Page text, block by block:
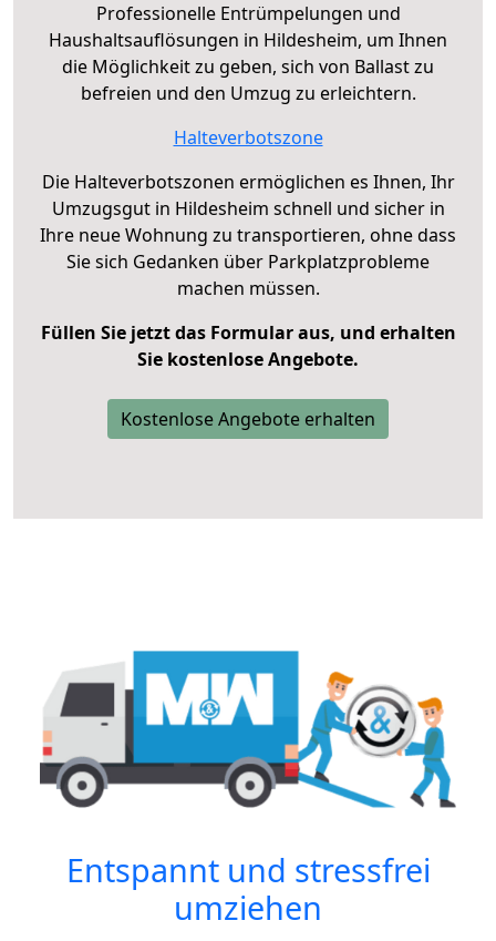
Professionelle Entrümpelungen und
Haushaltsauflösungen in Hildesheim, um Ihnen
die Möglichkeit zu geben, sich von Ballast zu
befreien und den Umzug zu erleichtern.
Halteverbotszone
Die Halteverbotszonen ermöglichen es Ihnen, Ihr
Umzugsgut in Hildesheim schnell und sicher in
Ihre neue Wohnung zu transportieren, ohne dass
Sie sich Gedanken über Parkplatzprobleme
machen müssen.
Füllen Sie jetzt das Formular aus, und erhalten
Sie kostenlose Angebote.
Kostenlose Angebote erhalten
Entspannt und stressfrei
umziehen